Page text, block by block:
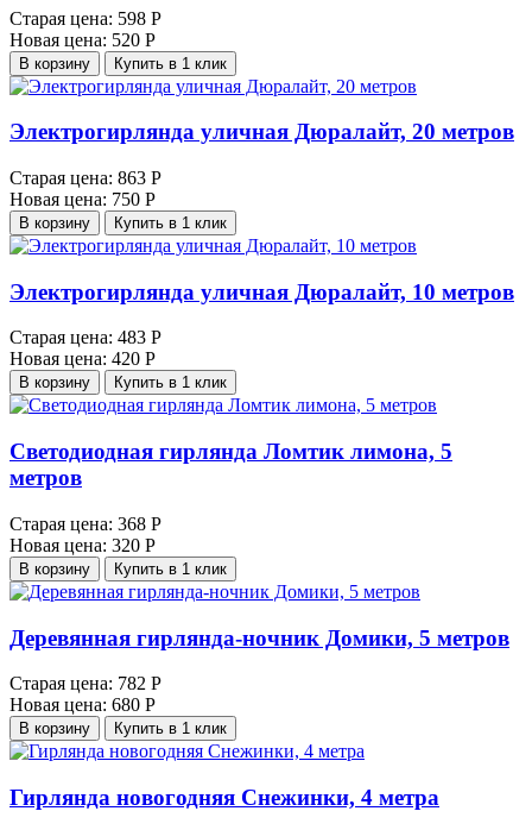
Старая цена: 598 Р
Новая цена: 520 Р
В корзину Купить в 1 клик
Электрогирлянда уличная Дюралайт, 20 метров
Старая цена: 863 Р
Новая цена: 750 Р
В корзину Купить в 1 клик
Электрогирлянда уличная Дюралайт, 10 метров
Старая цена: 483 Р
Новая цена: 420 Р
В корзину Купить в 1 клик
Светодиодная гирлянда Ломтик лимона, 5
метров
Старая цена: 368 Р
Новая цена: 320 Р
В корзину Купить в 1 клик
Деревянная гирлянда-ночник Домики, 5 метров
Старая цена: 782 Р
Новая цена: 680 Р
В корзину Купить в 1 клик
Гирлянда новогодняя Снежинки, 4 метра